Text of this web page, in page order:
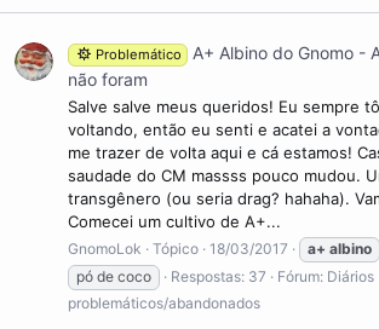
Problemático
A+ Albino do Gnomo -
não foram
Salve salve meus queridos! Eu sempre
voltando, então eu senti e acatei a
me trazer de volta aqui e cá estamos!
saudade do CM massss pouco mudou.
transgênero (ou seria drag? hahaha).
Comecei um cultivo de A+...
GnomoLok Tópico 18/03/2017 a+ albino
pó de coco
Respostas: 37 Fórum: Diários
problemáticos/abandonados